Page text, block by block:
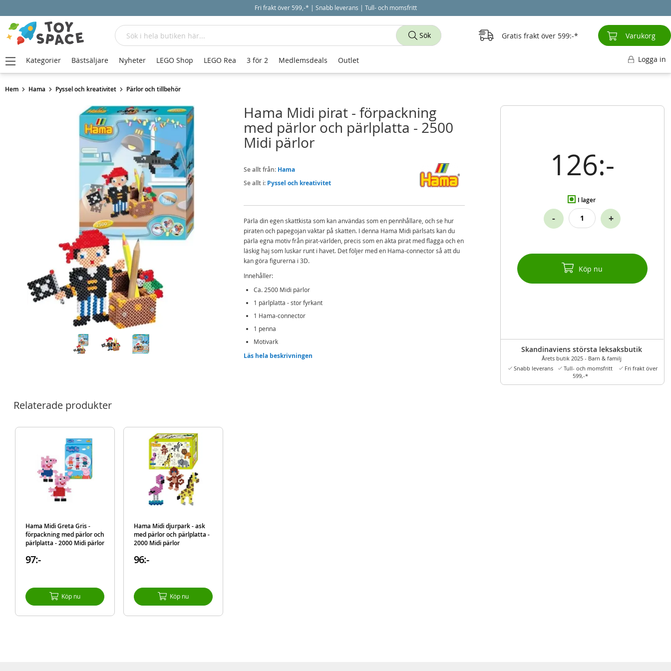
Fri frakt över 599,-* | Snabb leverans | Tull- och momsfritt
Hem Hama Pyssel och kreativitet Pärlor och tillbehör
126:-
I lager
- +
Köp nu
Skandinaviens största leksaksbutik
Årets butik 2025 - Barn & familj
Snabb leverans
Tull- och momsfritt
Fri frakt över
599,-*
Hama Midi pirat - förpackning
med pärlor och pärlplatta - 2500
Midi pärlor
Se allt från: Hama
Se allt i: Pyssel och kreativitet
Pärla din egen skattkista som kan användas som en pennhållare, och se hur
piraten och papegojan vaktar på skatten. I denna Hama Midi pärlsats kan du
pärla egna motiv från pirat-världen, precis som en äkta pirat med flagga och en
läskig haj som luskar runt i havet. Det följer med en Hama-connector så att du
kan göra figurerna i 3D.
Innehåller:
Ca. 2500 Midi pärlor
1 pärlplatta - stor fyrkant
1 Hama-connector
1 penna
Motivark
Instruktioner
Läs hela beskrivningen
Relaterade produkter
Hama Midi Greta Gris -
förpackning med pärlor och
pärlplatta - 2000 Midi pärlor
97:-
Köp nu
Hama Midi djurpark - ask
med pärlor och pärlplatta -
2000 Midi pärlor
96:-
Köp nu
Sök
Sök Gratis frakt över 599:- Varukorg
Kategorier Bästsäljare Nyheter LEGO Shop LEGO Rea 3 för 2 Medlemsdeals Outlet Logga in